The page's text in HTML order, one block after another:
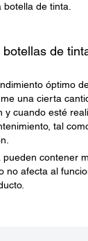
de tinta.
de
óptimo
una cierta
y cuando esté
tal
pueden contener
no afecta al